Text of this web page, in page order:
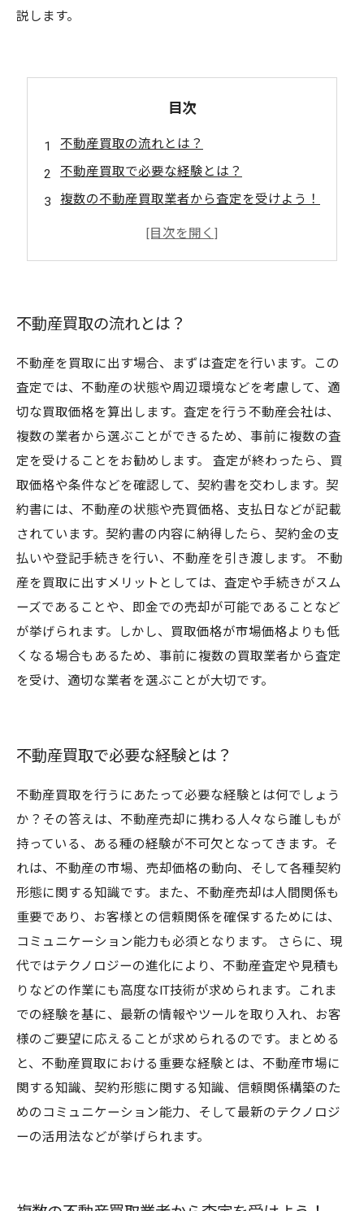
説します。
目次
不動産買取の流れとは？
不動産買取で必要な経験とは？
複数の不動産買取業者から査定を受けよう！
不動産買取業者の柔軟な対応がポイント
不動産買取の流れとは？
不動産を買取に出す場合、まずは査定を行います。この
査定では、不動産の状態や周辺環境などを考慮して、適
切な買取価格を算出します。査定を行う不動産会社は、
複数の業者から選ぶことができるため、事前に複数の査
定を受けることをお勧めします。 査定が終わったら、買
取価格や条件などを確認して、契約書を交わします。契
約書には、不動産の状態や売買価格、支払日などが記載
されています。契約書の内容に納得したら、契約金の支
払いや登記手続きを行い、不動産を引き渡します。 不動
産を買取に出すメリットとしては、査定や手続きがスム
ーズであることや、即金での売却が可能であることなど
が挙げられます。しかし、買取価格が市場価格よりも低
くなる場合もあるため、事前に複数の買取業者から査定
を受け、適切な業者を選ぶことが大切です。
不動産買取で必要な経験とは？
不動産買取を行うにあたって必要な経験とは何でしょう
か？その答えは、不動産売却に携わる人々なら誰しもが
持っている、ある種の経験が不可欠となってきます。そ
れは、不動産の市場、売却価格の動向、そして各種契約
形態に関する知識です。また、不動産売却は人間関係も
重要であり、お客様との信頼関係を確保するためには、
コミュニケーション能力も必須となります。 さらに、現
代ではテクノロジーの進化により、不動産査定や見積も
りなどの作業にも高度なIT技術が求められます。これま
での経験を基に、最新の情報やツールを取り入れ、お客
様のご要望に応えることが求められるのです。まとめる
と、不動産買取における重要な経験とは、不動産市場に
関する知識、契約形態に関する知識、信頼関係構築のた
めのコミュニケーション能力、そして最新のテクノロジ
ーの活用法などが挙げられます。